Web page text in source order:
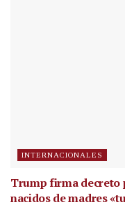
INTERNACIONALES
Trump firma decreto
nacidos de madres